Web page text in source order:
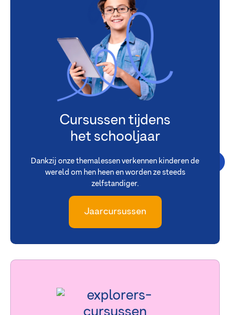
Cursussen tijdens
het schooljaar
Dankzij onze themalessen verkennen kinderen de
wereld om hen heen en worden ze steeds
zelfstandiger.
Jaarcursussen